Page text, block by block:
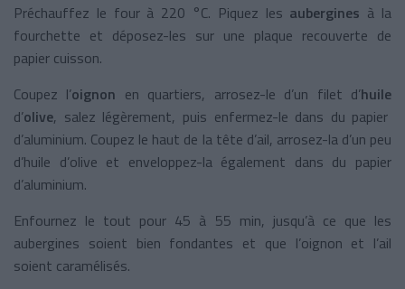
Préchauffez le four à 220 °C. Piquez les aubergines à la
fourchette et déposez-les sur une plaque recouverte de
papier cuisson.
Coupez l’oignon en quartiers, arrosez-le d’un filet d’huile
d’olive, salez légèrement, puis enfermez-le dans du papier
d’aluminium. Coupez le haut de la tête d’ail, arrosez-la d’un peu
d’huile d’olive et enveloppez-la également dans du papier
d’aluminium.
Enfournez le tout pour 45 à 55 min, jusqu’à ce que les
aubergines soient bien fondantes et que l’oignon et l’ail
soient caramélisés.